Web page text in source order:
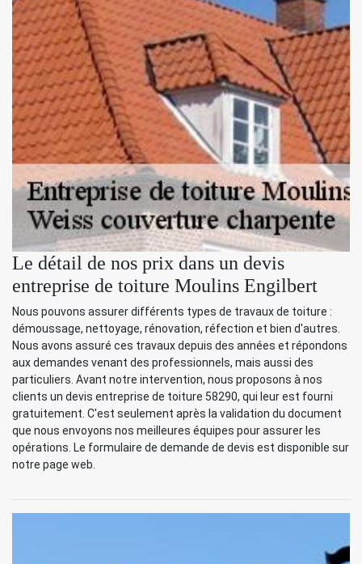
Le détail de nos prix dans un devis
entreprise de toiture Moulins Engilbert
Nous pouvons assurer différents types de travaux de toiture :
démoussage, nettoyage, rénovation, réfection et bien d'autres.
Nous avons assuré ces travaux depuis des années et répondons
aux demandes venant des professionnels, mais aussi des
particuliers. Avant notre intervention, nous proposons à nos
clients un devis entreprise de toiture 58290, qui leur est fourni
gratuitement. C'est seulement après la validation du document
que nous envoyons nos meilleures équipes pour assurer les
opérations. Le formulaire de demande de devis est disponible sur
notre page web.